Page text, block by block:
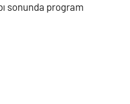
sonunda program